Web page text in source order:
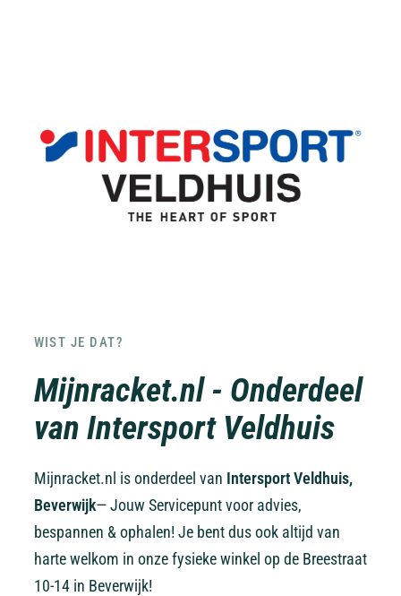
WIST JE DAT?
Mijnracket.nl - Onderdeel
van Intersport Veldhuis
Mijnracket.nl is onderdeel van Intersport Veldhuis,
Beverwijk— Jouw Servicepunt voor advies,
bespannen & ophalen! Je bent dus ook altijd van
harte welkom in onze fysieke winkel op de Breestraat
10-14 in Beverwijk!